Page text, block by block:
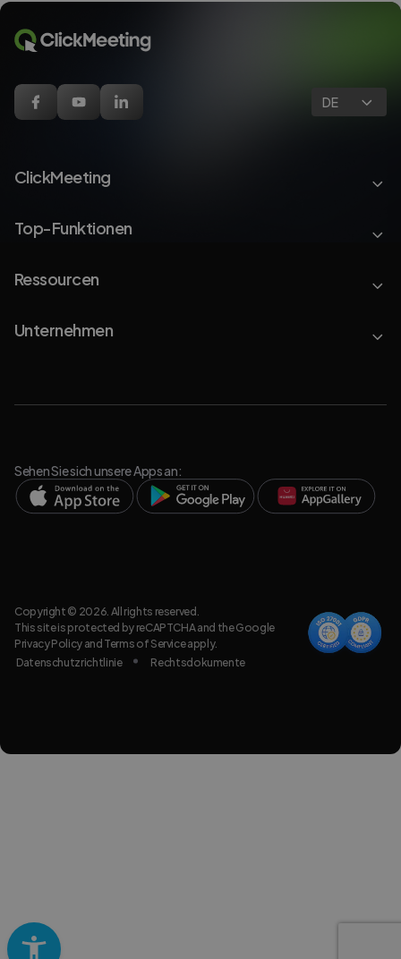
DE
ClickMeeting
Top-Funktionen
Ressourcen
Unternehmen
Sehen Sie sich unsere Apps an:
Copyright © 2026. All rights reserved.
This site is protected by reCAPTCHA and the Google
Privacy Policyand Terms of Serviceapply.
Datenschutzrichtlinie
Rechtsdokumente